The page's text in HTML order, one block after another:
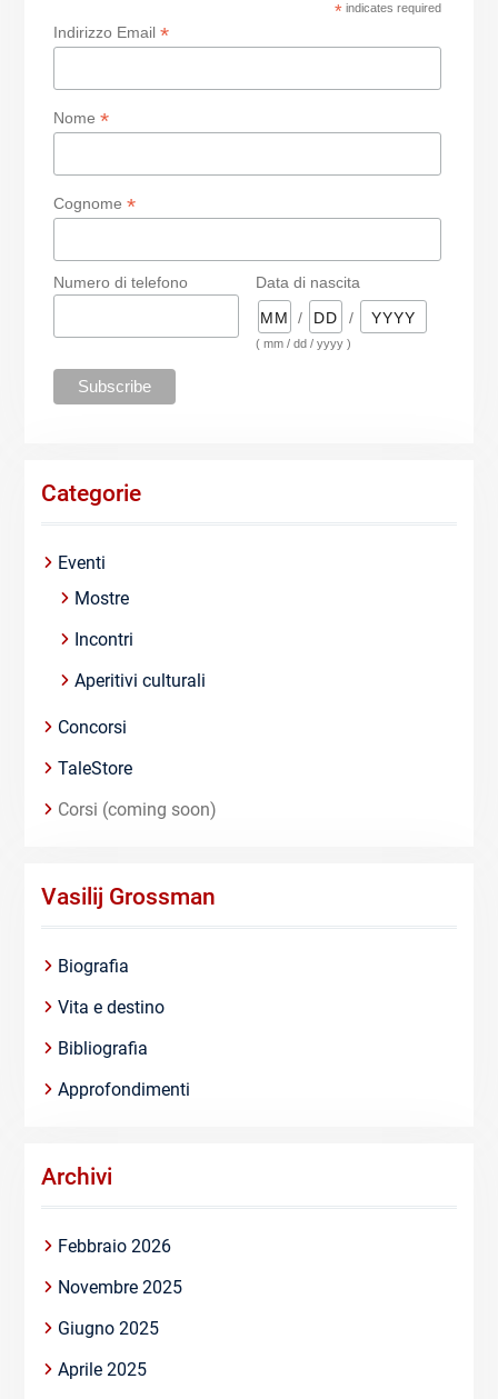
*indicates required
Indirizzo Email *
Nome *
Cognome *
Numero di telefono
Data di nascita
/
/
( mm / dd / yyyy )
Categorie
Eventi
Mostre
Incontri
Aperitivi culturali
Concorsi
TaleStore
Corsi (coming soon)
Vasilij Grossman
Biografia
Vita e destino
Bibliografia
Approfondimenti
Archivi
Febbraio 2026
Novembre 2025
Giugno 2025
Aprile 2025